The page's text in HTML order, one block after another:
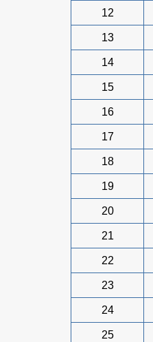
12
13
14
15
16
17
18
19
20
21
22
23
24
25